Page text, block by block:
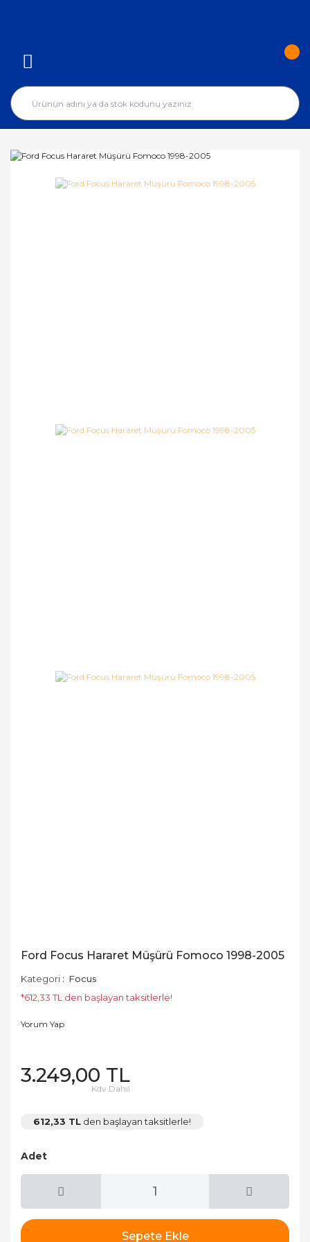
Ford Focus Hararet Müşürü Fomoco 1998-2005
Kategori
Focus
*612,33 TL den başlayan taksitlerle!
Yorum Yap
3.249,00 TL
Kdv Dahil
612,33 TL den başlayan taksitlerle!
Adet
Sepete Ekle